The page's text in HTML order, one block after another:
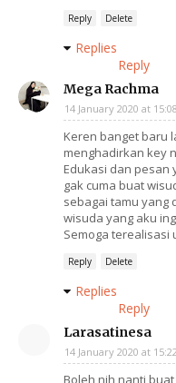
Reply Delete
Replies
Reply
Mega Rachma
14 January 2020 at 15:08
Keren banget baru
menghadirkan key
Edukasi dan pesan
gak cuma buat
sebagai tamu yang
wisuda yang aku
Semoga terealisasi
Reply Delete
Replies
Reply
Larasatinesa
14 January 2020 at 15:22
Boleh nih nanti